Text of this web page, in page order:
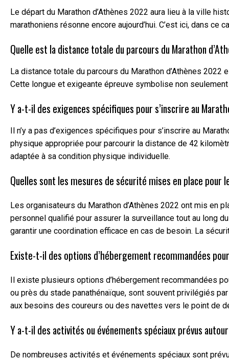
Le départ du Marathon d’Athènes 2022 aura lieu à la ville
marathoniens résonne encore aujourd’hui. C’est ici, dans
Quelle est la distance totale du parcours du Marathon
La distance totale du parcours du Marathon d’Athènes
Cette longue et exigeante épreuve symbolise non
Y a-t-il des exigences spécifiques pour s’inscrire au
Il n’y a pas d’exigences spécifiques pour s’inscrire au
physique appropriée pour parcourir la distance de 42
adaptée à sa condition physique individuelle.
Quelles sont les mesures de sécurité mises en place pour
Les organisateurs du Marathon d’Athènes 2022 ont mis
personnel qualifié pour assurer la surveillance tout au long
garantir une coordination efficace en cas de besoin. La
Existe-t-il des options d’hébergement recommandées
Il existe plusieurs options d’hébergement recommandées
ou près du stade panathénaïque, sont souvent privilégiés
aux besoins des coureurs ou des navettes vers le point de
Y a-t-il des activités ou événements spéciaux prévus
De nombreuses activités et événements spéciaux sont